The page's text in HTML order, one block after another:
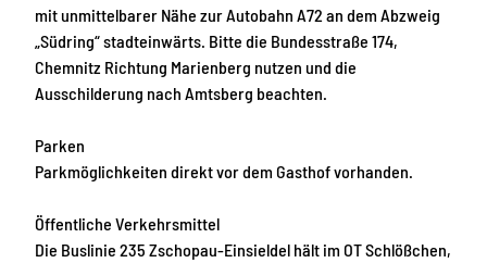
mit unmittelbarer Nähe zur Autobahn A72 an dem Abzweig
„Südring“ stadteinwärts. Bitte die Bundesstraße 174,
Chemnitz Richtung Marienberg nutzen und die
Ausschilderung nach Amtsberg beachten.
Parken
Parkmöglichkeiten direkt vor dem Gasthof vorhanden.
Öffentliche Verkehrsmittel
Die Buslinie 235 Zschopau-Einsieldel hält im OT Schlößchen,